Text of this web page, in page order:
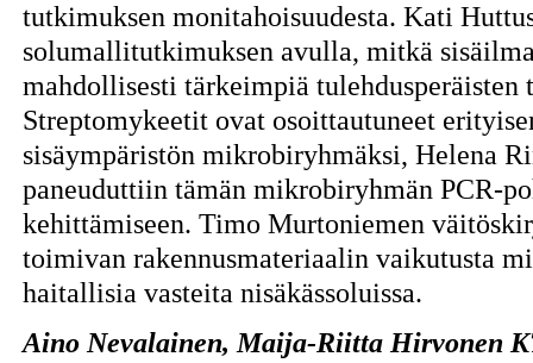
tutkimuksen monitahoisuudesta. Kati
solumallitutkimuksen avulla, mitkä
mahdollisesti tärkeimpiä
Streptomykeetit ovat osoittautuneet
sisäympäristön mikrobiryhmäksi, Helena
paneuduttiin tämän mikrobiryhmän PCR-
kehittämiseen. Timo Murtoniemen
toimivan rakennusmateriaalin vaikutusta
haitallisia vasteita nisäkässoluissa.
Aino Nevalainen, Maija-Riitta Hirvonen